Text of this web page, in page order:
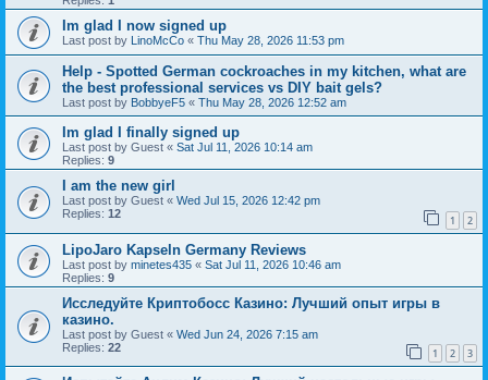
Im glad I now signed up
Last post by LinoMcCo « Thu May 28, 2026 11:53 pm
Help - Spotted German cockroaches in my kitchen, what are
the best professional services vs DIY bait gels?
Last post by BobbyeF5 « Thu May 28, 2026 12:52 am
Im glad I finally signed up
Last post by Guest « Sat Jul 11, 2026 10:14 am
Replies: 9
I am the new girl
Last post by Guest « Wed Jul 15, 2026 12:42 pm
Replies: 12 1 2
LipoJaro Kapseln Germany Reviews
Last post by minetes435 « Sat Jul 11, 2026 10:46 am
Replies: 9
Исследуйте Криптобосс Казино: Лучший опыт игры в
казино.
Last post by Guest « Wed Jun 24, 2026 7:15 am
Replies: 22 1 2 3